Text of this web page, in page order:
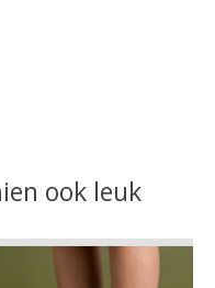
ook leuk